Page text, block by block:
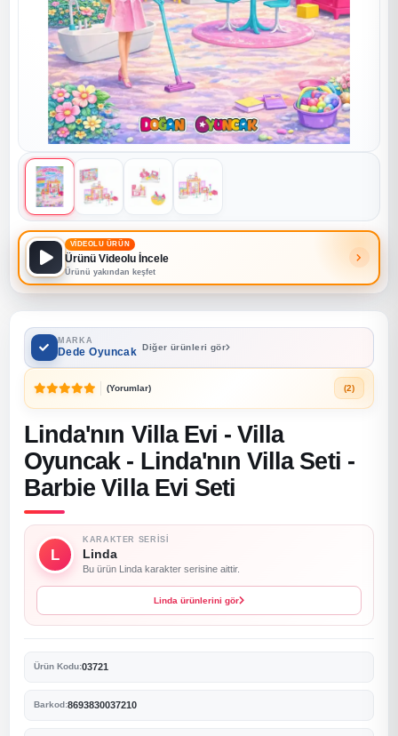
VİDEOLU ÜRÜN
Ürünü Videolu İncele
Ürünü yakından keşfet
MARKA
Dede Oyuncak Diğer ürünleri gör
(Yorumlar) (2)
Linda'nın Villa Evi - Villa
Oyuncak - Linda'nın Villa Seti -
Barbie Villa Evi Seti
L
KARAKTER SERISI
Linda
Bu ürün Linda karakter serisine aittir.
Linda ürünlerini gör
Ürün Kodu:03721
Barkod:8693830037210